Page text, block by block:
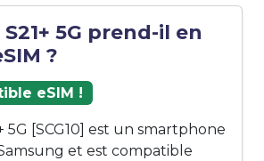
5G prend-il en
?
eSIM !
5G [SCG10] est un smartphone
et est compatible